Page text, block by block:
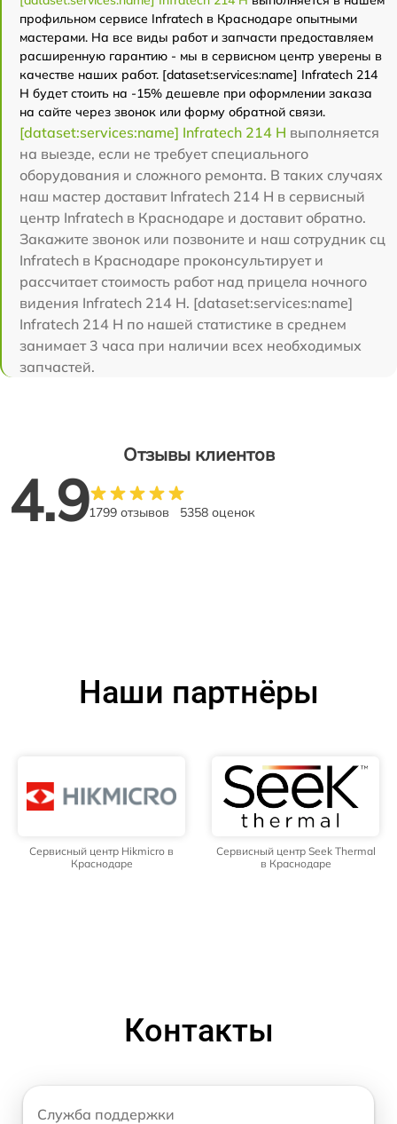
профильном сервисе Infratech в Краснодаре опытными
мастерами. На все виды работ и запчасти предоставляем
расширенную гарантию - мы в сервисном центр уверены в
качестве наших работ. [dataset:services:name] Infratech 214
Н будет стоить на -15% дешевле при оформлении заказа
на сайте через звонок или форму обратной связи.
[dataset:services:name] Infratech 214 Н выполняется
на выезде, если не требует специального
оборудования и сложного ремонта. В таких случаях
наш мастер доставит Infratech 214 Н в сервисный
центр Infratech в Краснодаре и доставит обратно.
Закажите звонок или позвоните и наш сотрудник сц
Infratech в Краснодаре проконсультирует и
рассчитает стоимость работ над прицела ночного
видения Infratech 214 Н. [dataset:services:name]
Infratech 214 Н по нашей статистике в среднем
занимает 3 часа при наличии всех необходимых
запчастей.
Отзывы клиентов
4.91799 отзывов 5358 оценок
Наши партнёры
Сервисный центр Hikmicro в
Краснодаре
Сервисный центр Seek Thermal
в Краснодаре
Контакты
Служба поддержки